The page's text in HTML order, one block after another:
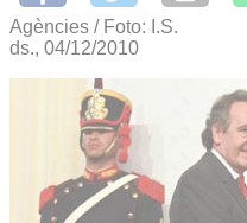
Agències / Foto: I.S.
ds., 04/12/2010